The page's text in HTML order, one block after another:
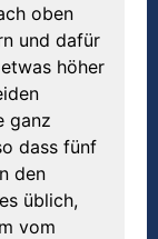
oben
und dafür
höher
ganz
dass fünf
den
üblich,
vom